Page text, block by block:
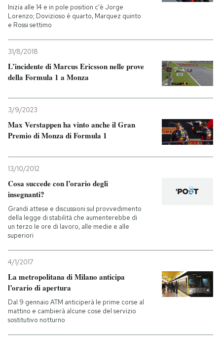
Inizia alle 14 e in pole position c'è Jorge
Lorenzo; Dovizioso è quarto, Marquez quinto
e Rossi settimo
31/8/2018
L’incidente di Marcus Ericsson nelle prove
della Formula 1 a Monza
3/9/2023
Max Verstappen ha vinto anche il Gran
Premio di Monza di Formula 1
13/10/2012
Cosa succede con l’orario degli
insegnanti?
Grandi attese e discussioni sul provvedimento
della legge di stabilità che aumenterebbe di
un terzo le ore di lavoro, alle medie e alle
superiori
4/1/2017
La metropolitana di Milano anticipa
l’orario di apertura
Dal 9 gennaio ATM anticiperà le prime corse al
mattino e cambierà alcune cose del servizio
sostitutivo notturno